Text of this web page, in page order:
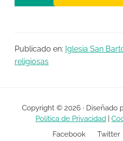
Publicado en: Iglesia San
religiosas
Copyright © 2026 · Diseñado
Política de Privacidad
Facebook
Twitter